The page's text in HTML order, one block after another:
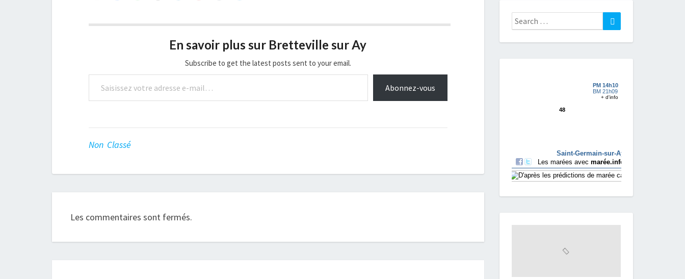
En savoir plus sur Bretteville sur Ay
Subscribe to get the latest posts sent to your email.
Saisissez votre adresse e-mail…
Abonnez-vous
Non Classé
Les commentaires sont fermés.
Search
for:
Search